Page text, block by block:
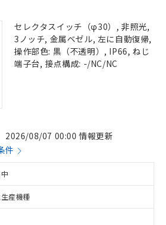
セレクタスイッチ（φ30）, 非照光,
3ノッチ, 金属ベゼル, 左に自動復帰,
操作部色: 黒（不透明）, IP66, ねじ
端子台, 接点構成: -/NC/NC
2026/08/07 00:00 情報更新
件
産機種